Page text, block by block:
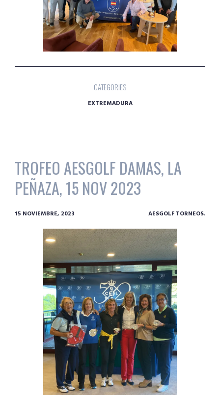
CATEGORIES
EXTREMADURA
TROFEO AESGOLF DAMAS, LA
PEÑAZA, 15 NOV 2023
15 NOVIEMBRE, 2023 AESGOLF TORNEOS.